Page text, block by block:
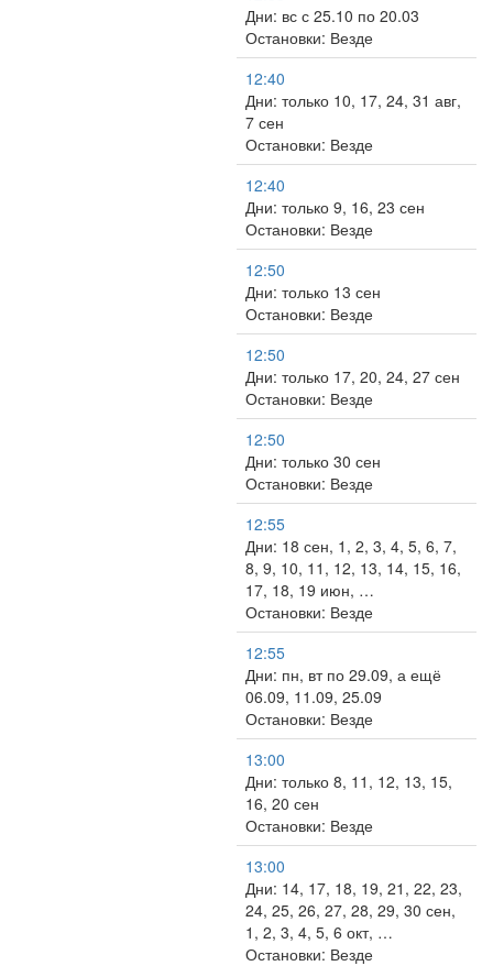
Дни: вс с 25.10 по 20.03
Остановки: Везде
12:40
Дни: только 10, 17, 24, 31 авг,
7 сен
Остановки: Везде
12:40
Дни: только 9, 16, 23 сен
Остановки: Везде
12:50
Дни: только 13 сен
Остановки: Везде
12:50
Дни: только 17, 20, 24, 27 сен
Остановки: Везде
12:50
Дни: только 30 сен
Остановки: Везде
12:55
Дни: 18 сен, 1, 2, 3, 4, 5, 6, 7,
8, 9, 10, 11, 12, 13, 14, 15, 16,
17, 18, 19 июн, …
Остановки: Везде
12:55
Дни: пн, вт по 29.09, а ещё
06.09, 11.09, 25.09
Остановки: Везде
13:00
Дни: только 8, 11, 12, 13, 15,
16, 20 сен
Остановки: Везде
13:00
Дни: 14, 17, 18, 19, 21, 22, 23,
24, 25, 26, 27, 28, 29, 30 сен,
1, 2, 3, 4, 5, 6 окт, …
Остановки: Везде